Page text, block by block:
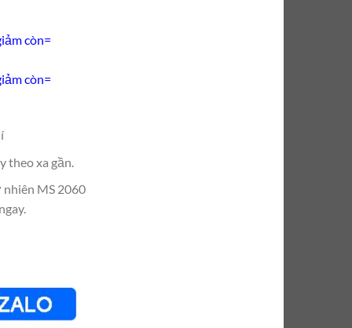
còn=
còn=
theo xa gần.
MS 2060